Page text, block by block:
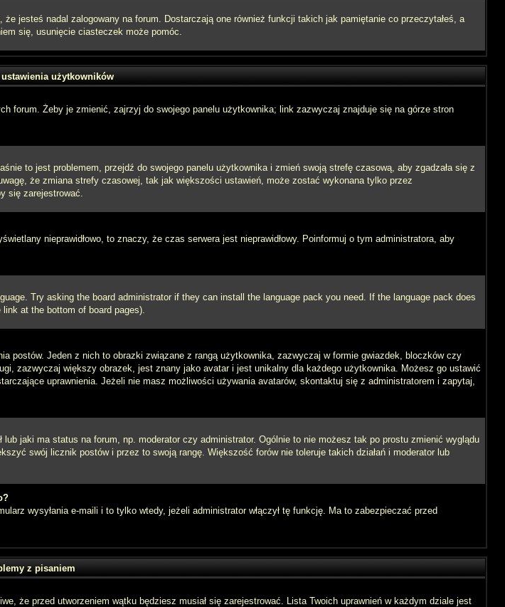
jesteś nadal zalogowany na forum. Dostarczają one również funkcji takich jak pamiętanie co przeczytałeś, a
się, usunięcie ciasteczek może pomóc.
ustawienia użytkowników
forum. Żeby je zmienić, zajrzyj do swojego panelu użytkownika; link zazwyczaj znajduje się na górze stron
to jest problemem, przejdź do swojego panelu użytkownika i zmień swoją strefę czasową, aby zgadzała się z
że zmiana strefy czasowej, tak jak większości ustawień, może zostać wykonana tylko przez
się zarejestrować.
nieprawidłowo, to znaczy, że czas serwera jest nieprawidłowy. Poinformuj o tym administratora, aby
Try asking the board administrator if they can install the language pack you need. If the language pack does
at the bottom of board pages).
postów. Jeden z nich to obrazki związane z rangą użytkownika, zazwyczaj w formie gwiazdek, bloczków czy
zazwyczaj większy obrazek, jest znany jako avatar i jest unikalny dla każdego użytkownika. Możesz go ustawić
uprawnienia. Jeżeli nie masz możliwości używania avatarów, skontaktuj się z administratorem i zapytaj,
jaki ma status na forum, np. moderator czy administrator. Ogólnie to nie możesz tak po prostu zmienić wyglądu
swój licznik postów i przez to swoją rangę. Większość forów nie toleruje takich działań i moderator lub
wysyłania e-maili i to tylko wtedy, jeżeli administrator włączył tę funkcję. Ma to zabezpieczać przed
z pisaniem
że przed utworzeniem wątku będziesz musiał się zarejestrować. Lista Twoich uprawnień w każdym dziale jest